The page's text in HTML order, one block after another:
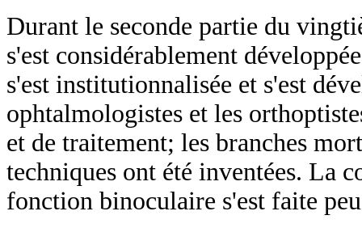
Durant le seconde partie du
s'est considérablement
s'est institutionnalisée et s'est
ophtalmologistes et les
et de traitement; les branches
techniques ont été inventées. La
fonction binoculaire s'est faite